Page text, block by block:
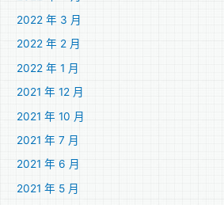
2022 年 3 月
2022 年 2 月
2022 年 1 月
2021 年 12 月
2021 年 10 月
2021 年 7 月
2021 年 6 月
2021 年 5 月